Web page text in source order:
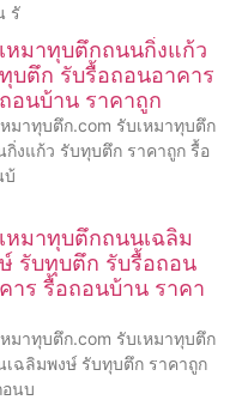
รั
หมาทุบตึกถนนกิ่งแก้ว
บตึก รับรื้อถอนอาคาร
อนบ้าน ราคาถูก
หมาทุบตึก.com รับเหมาทุบตึก
กิ่งแก้ว รับทุบตึก ราคาถูก รื้อ
บ้
หมาทุบตึกถนนเฉลิม
รับทุบตึก รับรื้อถอน
าร รื้อถอนบ้าน ราคา
หมาทุบตึก.com รับเหมาทุบตึก
เฉลิมพงษ์ รับทุบตึก ราคาถูก
นบ